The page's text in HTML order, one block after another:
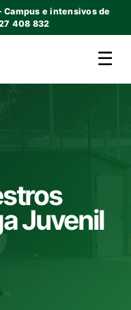
e intensivos de
408 832
☰
Juvenil